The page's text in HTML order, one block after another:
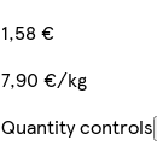
1,58 €
7,90 €/kg
Quantity controls